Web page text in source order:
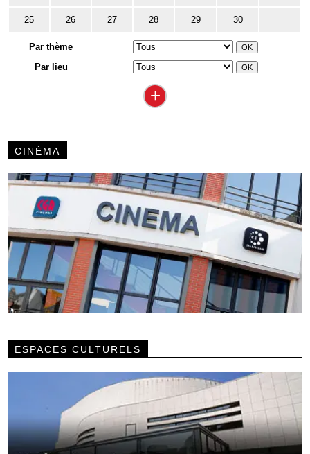
25 26 27 28 29 30
Par thème
Par lieu
+
CINÉMA
ESPACES CULTURELS